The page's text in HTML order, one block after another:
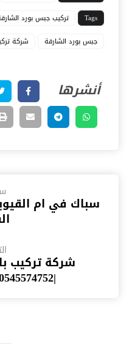
Tags
تركيب جبس بورد
جبس بورد الشارقة
شركة
شركة تركيب
|0545574752|لصق باركيه